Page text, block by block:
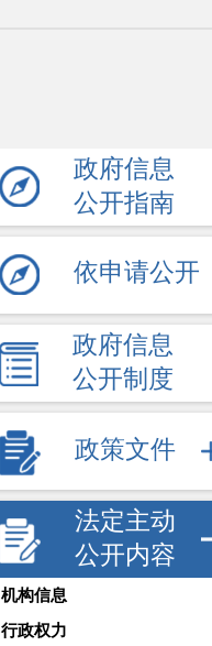
政府信息
公开指南
依申请公开
政府信息
公开制度
政策文件
法定主动
公开内容
机构信息
行政权力